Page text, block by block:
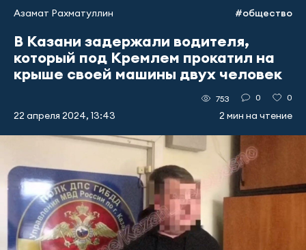
Азамат Рахматуллин #общество
В Казани задержали водителя,
который под Кремлем прокатил на
крыше своей машины двух человек
22 апреля 2024, 13:43
753 0 0
2 мин на чтение